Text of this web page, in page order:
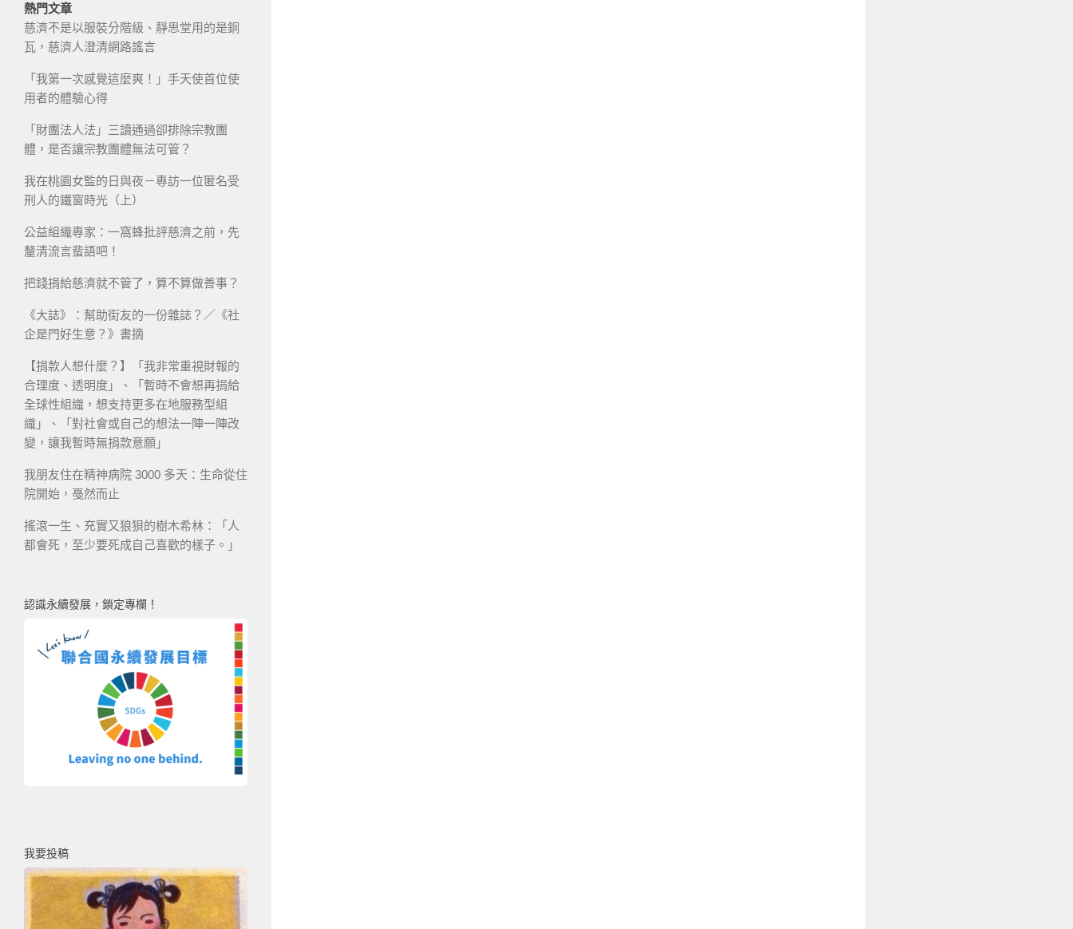
熱門文章
慈濟不是以服裝分階級、靜思堂用的是銅
瓦，慈濟人澄清網路謠言
「我第一次感覺這麼爽！」手天使首位使
用者的體驗心得
「財團法人法」三讀通過卻排除宗教團
體，是否讓宗教團體無法可管？
我在桃園女監的日與夜－專訪一位匿名受
刑人的鐵窗時光（上）
公益組織專家：一窩蜂批評慈濟之前，先
釐清流言蜚語吧！
把錢捐給慈濟就不管了，算不算做善事？
《大誌》：幫助街友的一份雜誌？／《社
企是門好生意？》書摘
【捐款人想什麼？】「我非常重視財報的
合理度、透明度」、「暫時不會想再捐給
全球性組織，想支持更多在地服務型組
織」、「對社會或自己的想法一陣一陣改
變，讓我暫時無捐款意願」
我朋友住在精神病院 3000 多天：生命從住
院開始，戞然而止
搖滾一生、充實又狼狽的樹木希林：「人
都會死，至少要死成自己喜歡的樣子。」
認識永續發展，鎖定專欄！
我要投稿